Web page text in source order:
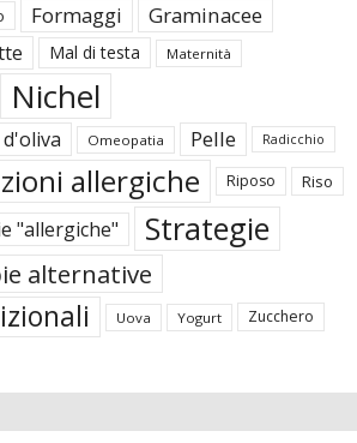
Formaggi Graminacee
Mal di testa Maternità
Nichel
Omeopatia Pelle Radicchio
allergiche Riposo Riso
"allergiche" Strategie
alternative
Uova Yogurt Zucchero